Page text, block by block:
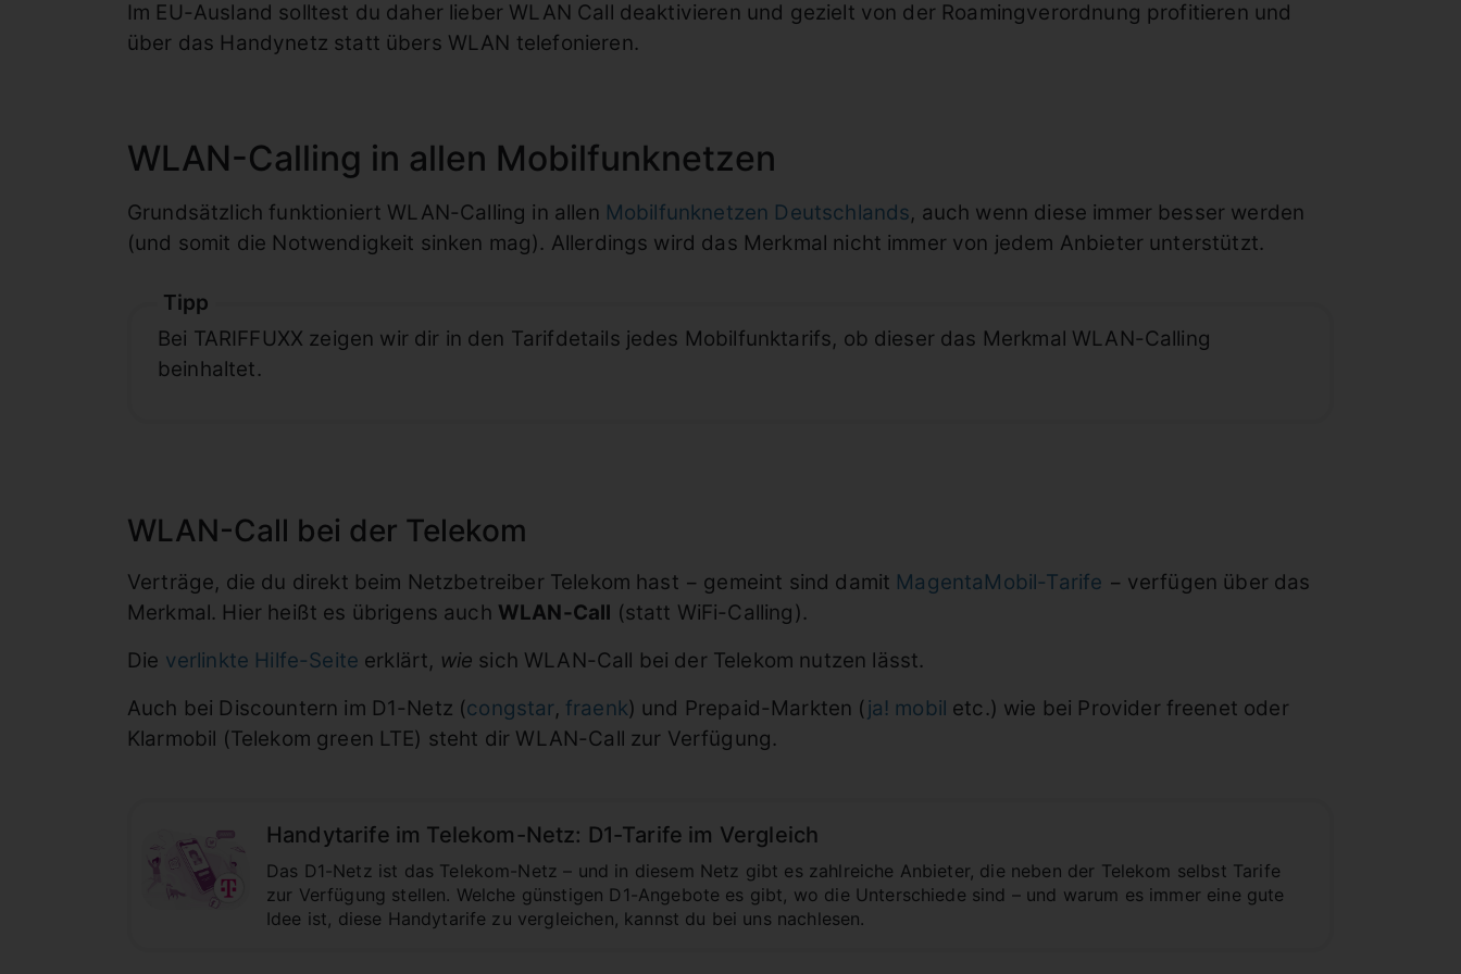
Im EU-Ausland solltest du daher lieber WLAN Call deaktivieren und gezielt von der Roamingverordnung profitieren und
über das Handynetz statt übers WLAN telefonieren.
WLAN-Calling in allen Mobilfunknetzen
Grundsätzlich funktioniert WLAN-Calling in allen Mobilfunknetzen Deutschlands, auch wenn diese immer besser werden
(und somit die Notwendigkeit sinken mag). Allerdings wird das Merkmal nicht immer von jedem Anbieter unterstützt.
Tipp
Bei TARIFFUXX zeigen wir dir in den Tarifdetails jedes Mobilfunktarifs, ob dieser das Merkmal WLAN-Calling
beinhaltet.
WLAN-Call bei der Telekom
Verträge, die du direkt beim Netzbetreiber Telekom hast − gemeint sind damit MagentaMobil-Tarife − verfügen über das
Merkmal. Hier heißt es übrigens auch WLAN-Call (statt WiFi-Calling).
Die verlinkte Hilfe-Seite erklärt, wie sich WLAN-Call bei der Telekom nutzen lässt.
Auch bei Discountern im D1-Netz (congstar, fraenk) und Prepaid-Markten ( ja! mobil etc.) wie bei Provider freenet oder
Klarmobil (Telekom green LTE) steht dir WLAN-Call zur Verfügung.
Handytarife im Telekom-Netz: D1-Tarife im Vergleich
Das D1-Netz ist das Telekom-Netz – und in diesem Netz gibt es zahlreiche Anbieter, die neben der Telekom selbst Tarife
zur Verfügung stellen. Welche günstigen D1-Angebote es gibt, wo die Unterschiede sind – und warum es immer eine gute
Idee ist, diese Handytarife zu vergleichen, kannst du bei uns nachlesen.